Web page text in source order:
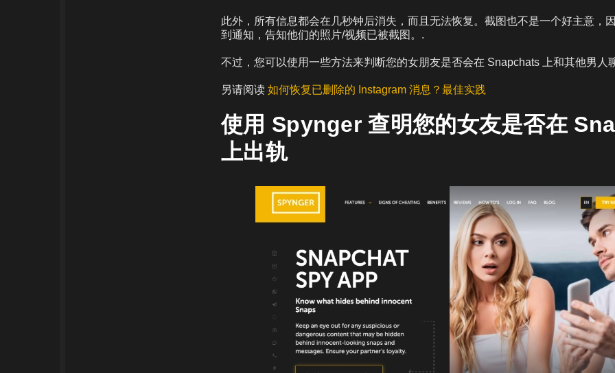
此外，所有信息都会在几秒钟后消失，而且无法恢复。截图也不是一个好主意，
到通知，告知他们的照片/视频已被截图。.
不过，您可以使用一些方法来判断您的女朋友是否会在 Snapchats 上和其他男人
另请阅读 如何恢复已删除的 Instagram 消息？最佳实践
使用 Spynger 查明您的女友是否在
上出轨